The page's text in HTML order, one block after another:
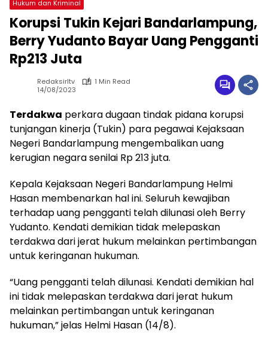
Hukum dan Kriminal
Korupsi Tukin Kejari Bandarlampung,
Berry Yudanto Bayar Uang Pengganti
Rp213 Juta
Redaksirltv
1 Min Read
14/08/2023
Terdakwa perkara dugaan tindak pidana korupsi
tunjangan kinerja (Tukin) para pegawai Kejaksaan
Negeri Bandarlampung mengembalikan uang
kerugian negara senilai Rp 213 juta.
Kepala Kejaksaan Negeri Bandarlampung Helmi
Hasan membenarkan hal ini. Seluruh kewajiban
terhadap uang pengganti telah dilunasi oleh Berry
Yudanto. Kendati demikian tidak melepaskan
terdakwa dari jerat hukum melainkan pertimbangan
untuk keringanan hukuman.
“Uang pengganti telah dilunasi. Kendati demikian hal
ini tidak melepaskan terdakwa dari jerat hukum
melainkan pertimbangan untuk keringanan
hukuman,” jelas Helmi Hasan (14/8).